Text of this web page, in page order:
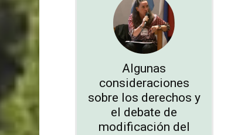
Algunas
consideraciones
sobre los derechos y
el debate de
modificación del